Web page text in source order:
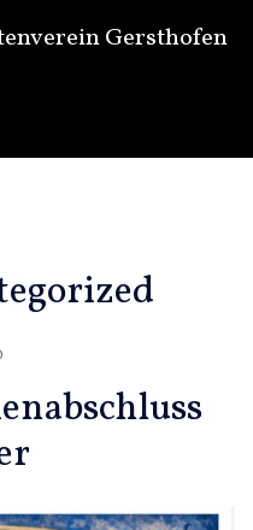
Gersthofen